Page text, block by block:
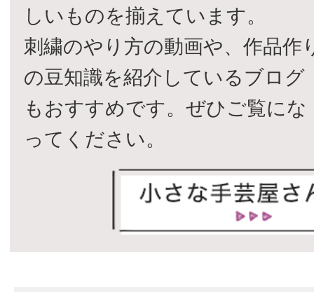
しいものを揃えています。
刺繍のやり方の動画や、作品作
の豆知識を紹介しているブログ
もおすすめです。ぜひご覧にな
ってください。